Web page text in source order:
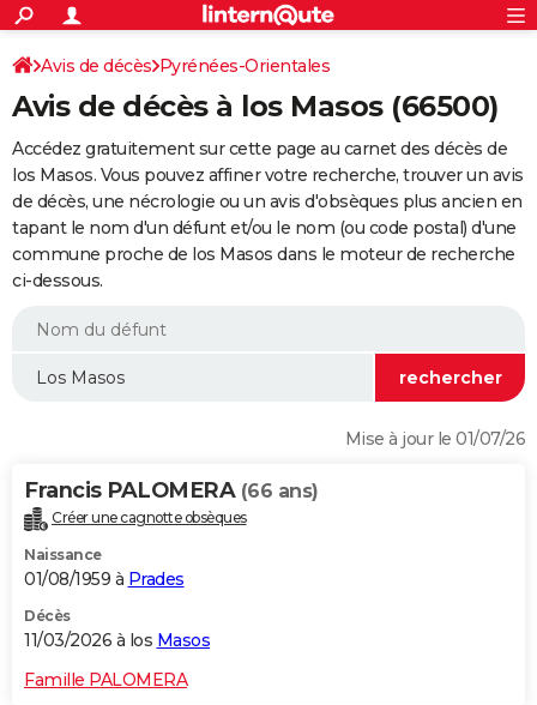
ACTUALITÉS
Politique
Société
Faits Divers
Education
Monde
Villes
+
SPORT
Coupe du monde 2026
Football
Tennis
Cyclisme
Rugby
Forum
Programme TV
TNT
Streaming
Cinéma
Sorties cinéma
Musique
+
FINANCE
Retraite
Epargne
Immobilier
Risques naturels par ville
Assurance
AUTO
Essais
Réserver un essai
Citadines
Berlines
SUV
Forum auto
+HIGH-TECH
BRICOLAGE
WEEK-END
Alimentation
Guide de la santé
Maladies
Médicaments
Sommeil
VOYAGE
Destinations
City break
Voyage nature
Voyage de noces
Forum
Climat
+PHOTO
GUIDES D'ACHAT
S'inscrire
Connexion
Avis de décès Pyrénées-Orientales
Avis de décès à los Masos (66500)
Accédez gratuitement sur cette page au carnet des décès de
los Masos. Vous pouvez affiner votre recherche, trouver un avis
de décès, une nécrologie ou un avis d'obsèques plus ancien en
tapant le nom d'un défunt et/ou le nom (ou code postal) d'une
commune proche de los Masos dans le moteur de recherche
ci-dessous.
Mise à jour le 01/07/26
Francis PALOMERA (66 ans)
Créer une cagnotte obsèques
Naissance
01/08/1959 à Prades
Décès
11/03/2026 à los Masos
Famille PALOMERA